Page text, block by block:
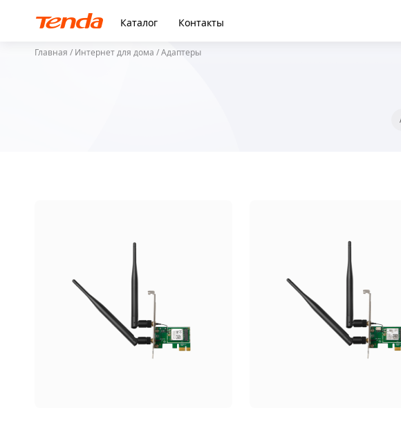
Каталог Контакты
Главная / Интернет для дома / Адаптеры